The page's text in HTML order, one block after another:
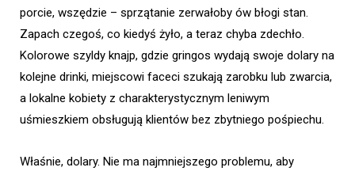
porcie, wszędzie – sprzątanie zerwałoby ów błogi stan.
Zapach czegoś, co kiedyś żyło, a teraz chyba zdechło.
Kolorowe szyldy knajp, gdzie gringos wydają swoje dolary na
kolejne drinki, miejscowi faceci szukają zarobku lub zwarcia,
a lokalne kobiety z charakterystycznym leniwym
uśmieszkiem obsługują klientów bez zbytniego pośpiechu.
Właśnie, dolary. Nie ma najmniejszego problemu, aby